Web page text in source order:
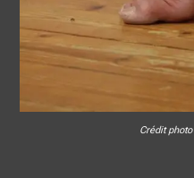
Crédit photo